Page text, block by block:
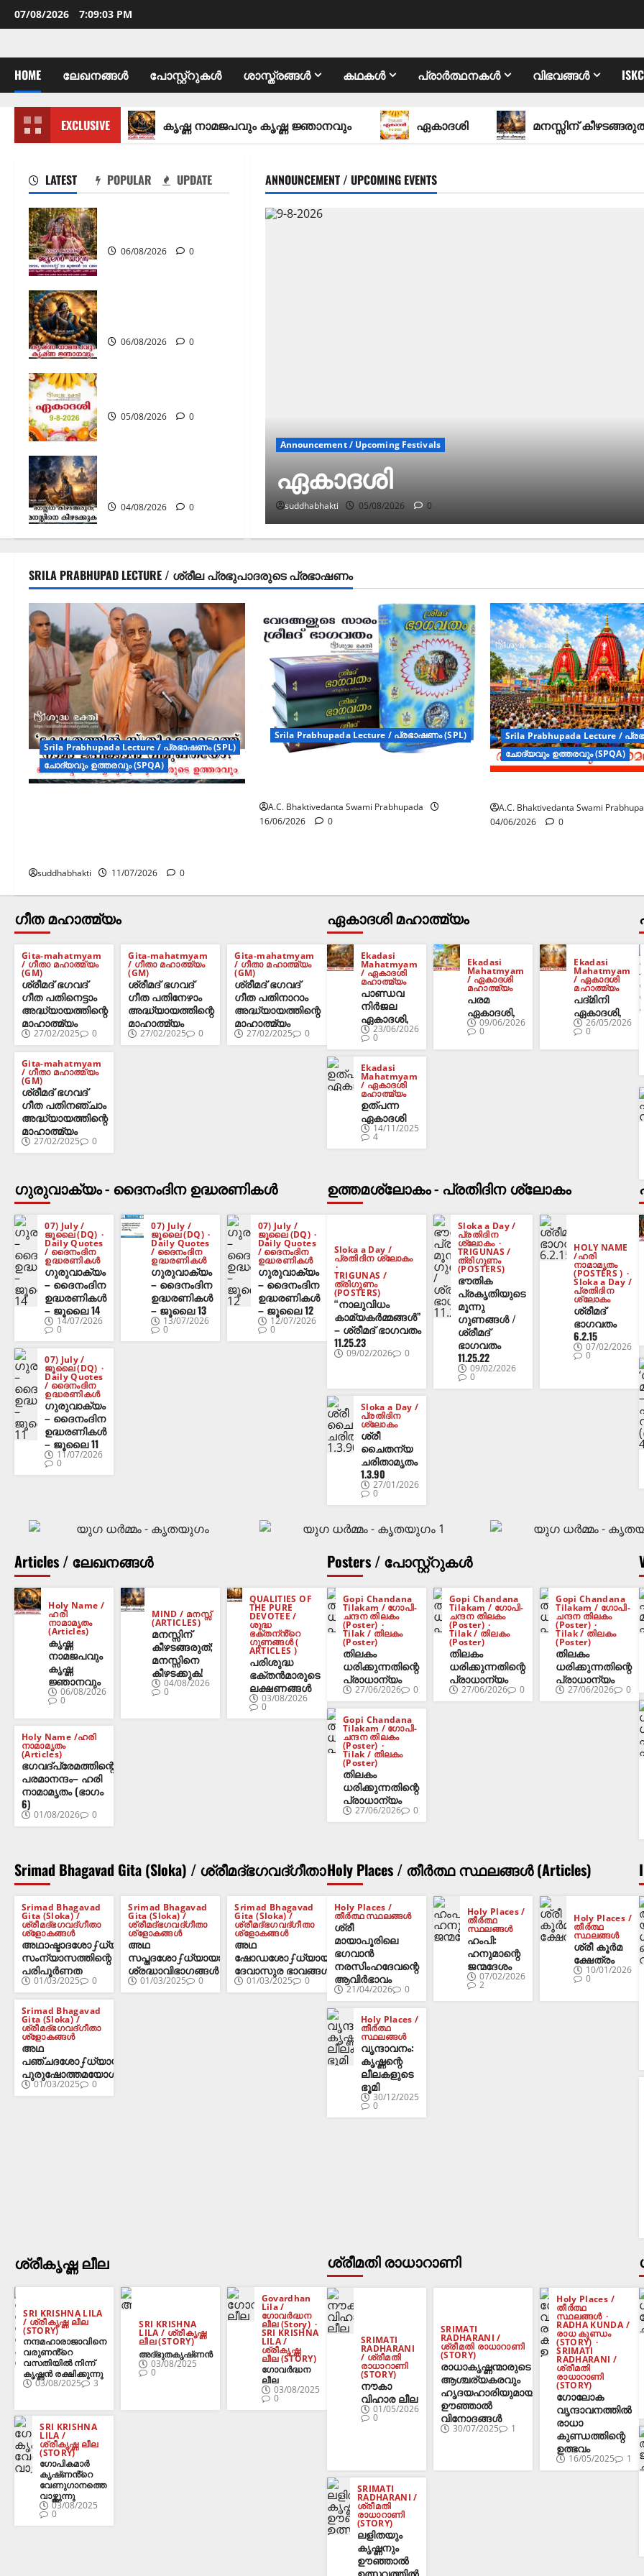
07/08/2026 7:09:04 PM
HOME ലേഖനങ്ങൾ പോസ്റ്റ്റുകൾ ശാസ്ത്രങ്ങൾ കഥകൾ പ്രാർത്ഥനകൾ വിഭവങ്ങൾ
EXCLUSIVE
യാത്ര കൃഷ്ണ നാമജപവും കൃഷ്ണ ജ്ഞാനവും ഏകാദശി മനസ്സിന് കീഴടങ്ങരുത്;
LATEST POPULAR UPDATE
06/08/2026 0
06/08/2026 0
05/08/2026 0
04/08/2026 0
ANNOUNCEMENT / UPCOMING EVENTS
Announcement / Upcoming Festivals
ഏകാദശി
suddhabhakti 05/08/2026 0
SRILA PRABHUPAD LECTURE / ശ്രീല പ്രഭുപാദരുടെ പ്രഭാഷണം
Srila Prabhupada Lecture / പ്രഭാഷണം (SPL)
ചോദ്യവും ഉത്തരവും (SPQA)
suddhabhakti 11/07/2026 0
Srila Prabhupada Lecture / പ്രഭാഷണം (SPL)
A.C. Bhaktivedanta Swami Prabhupada
16/06/2026
0
Srila Prabhupada Lecture /
ചോദ്യവും ഉത്തരവും (SPQA)
A.C. Bhaktivedanta Swami
04/06/2026
0
ഗീത മഹാത്മ്യം
Gita-mahatmyam
/ ഗീതാ മഹാത്മ്യം
(GM)
ശ്രീമദ് ഭഗവദ്
ഗീത പതിനെട്ടാം
അദ്ധ്യായത്തിന്റെ
മാഹാത്മ്യം
27/02/2025 0
Gita-mahatmyam
/ ഗീതാ മഹാത്മ്യം
(GM)
ശ്രീമദ് ഭഗവദ്
ഗീത പതിനേഴാം
അദ്ധ്യായത്തിന്റെ
മാഹാത്മ്യം
27/02/2025 0
Gita-mahatmyam
/ ഗീതാ മഹാത്മ്യം
(GM)
ശ്രീമദ് ഭഗവദ്
ഗീത പതിനാറാം
അദ്ധ്യായത്തിന്റെ
മാഹാത്മ്യം
27/02/2025 0
Gita-mahatmyam
/ ഗീതാ മഹാത്മ്യം
(GM)
ശ്രീമദ് ഭഗവദ്
ഗീത പതിനഞ്ചാം
അദ്ധ്യായത്തിന്റെ
മാഹാത്മ്യം
27/02/2025 0
ഏകാദശി മഹാത്മ്യം
Ekadasi
Mahatmyam
/ ഏകാദശി
മഹാത്മ്യം
പാണ്ഡവ
നിർജല
ഏകാദശി,
23/06/2026
0
Ekadasi
Mahatmyam
/ ഏകാദശി
മഹാത്മ്യം
പരമ
ഏകാദശി,
09/06/2026
0
Ekadasi
Mahatmyam
/ ഏകാദശി
മഹാത്മ്യം
പദ്മിനി
ഏകാദശി,
26/05/2026
0
Ekadasi
Mahatmyam
/ ഏകാദശി
മഹാത്മ്യം
ഉത്പന്ന
ഏകാദശി
14/11/2025
4
ഗുരുവാക്യം - ദൈനംദിന ഉദ്ധരണികൾ
07) July /
ജൂലൈ (DQ)
Daily Quotes
/ ദൈനംദിന
ഉദ്ധരണികൾ
ഗുരുവാക്യം
– ദൈനംദിന
ഉദ്ധരണികൾ
– ജൂലൈ 14
14/07/2026
0
07) July /
ജൂലൈ (DQ)
Daily Quotes
/ ദൈനംദിന
ഉദ്ധരണികൾ
ഗുരുവാക്യം
– ദൈനംദിന
ഉദ്ധരണികൾ
– ജൂലൈ 13
13/07/2026
0
07) July /
ജൂലൈ (DQ)
Daily Quotes
/ ദൈനംദിന
ഉദ്ധരണികൾ
ഗുരുവാക്യം
– ദൈനംദിന
ഉദ്ധരണികൾ
– ജൂലൈ 12
12/07/2026
0
07) July /
ജൂലൈ (DQ)
Daily Quotes
/ ദൈനംദിന
ഉദ്ധരണികൾ
ഗുരുവാക്യം
– ദൈനംദിന
ഉദ്ധരണികൾ
– ജൂലൈ 11
11/07/2026
0
ഉത്തമശ്ലോകം - പ്രതിദിന ശ്ലോകം
Sloka a Day /
പ്രതിദിന ശ്ലോകം
TRIGUNAS /
ത്രിഗുണം
(POSTERS)
“നാലുവിധം
കാമ്യകർമ്മങ്ങൾ”
– ശ്രീമദ് ഭാഗവതം
11.25.23
09/02/2026 0
Sloka a Day /
പ്രതിദിന
ശ്ലോകം
TRIGUNAS /
ത്രിഗുണം
(POSTERS)
ഭൗതിക
പ്രകൃതിയുടെ
മൂന്നു
ഗുണങ്ങൾ /
ശ്രീമദ്
ഭാഗവതം
11.25.22
09/02/2026
0
HOLY NAME
/ഹരി
നാമാമൃതം
(POSTERS )
Sloka a Day /
പ്രതിദിന
ശ്ലോകം
ശ്രീമദ്
ഭാഗവതം
6.2.15
07/02/2026
0
Sloka a Day /
പ്രതിദിന
ശ്ലോകം
ശ്രീ
ചൈതന്യ
ചരിതാമൃതം
1.3.90
27/01/2026
0
Articles / ലേഖനങ്ങൾ
Holy Name /
ഹരി
നാമാമൃതം
(Articles)
കൃഷ്ണ
നാമജപവും
കൃഷ്ണ
ജ്ഞാനവും
06/08/2026
0
MIND / മനസ്സ്
(ARTICLES)
മനസ്സിന്
കീഴടങ്ങരുത്;
മനസ്സിനെ
കീഴടക്കുക!
04/08/2026
0
QUALITIES OF
THE PURE
DEVOTEE /
ശുദ്ധ
ഭക്തന്ൻ്റെ
ഗുണങ്ങൾ (
ARTICLES )
പരിശുദ്ധ
ഭക്തൻമാരുടെ
ലക്ഷണങ്ങൾ
03/08/2026
0
Holy Name /ഹരി
നാമാമൃതം
(Articles)
ഭഗവദ്പ്രേമത്തിന്റെ
പരമാനന്ദം– ഹരി
നാമാമൃതം (ഭാഗം
6)
01/08/2026 0
Posters / പോസ്റ്റ്റുകൾ
Gopi Chandana
Tilakam / ഗോപി-
ചന്ദന തിലകം
(Poster)
Tilak / തിലകം
(Poster)
തിലകം
ധരിക്കുന്നതിന്റെ
പ്രാധാന്യം
27/06/2026 0
Gopi Chandana
Tilakam / ഗോപി-
ചന്ദന തിലകം
(Poster)
Tilak / തിലകം
(Poster)
തിലകം
ധരിക്കുന്നതിന്റെ
പ്രാധാന്യം
27/06/2026 0
Gopi Chandana
Tilakam / ഗോപി-
ചന്ദന തിലകം
(Poster)
Tilak / തിലകം
(Poster)
തിലകം
ധരിക്കുന്നതിന്റെ
പ്രാധാന്യം
27/06/2026 0
Gopi Chandana
Tilakam / ഗോപി-
ചന്ദന തിലകം
(Poster)
Tilak / തിലകം
(Poster)
തിലകം
ധരിക്കുന്നതിന്റെ
പ്രാധാന്യം
27/06/2026 0
Srimad Bhagavad Gita (Sloka) / ശ്രീമദ്ഭഗവദ്ഗീതാ
Srimad Bhagavad
Gita (Sloka) /
ശ്രീമദ്ഭഗവദ്ഗീതാ
ശ്ളോകങ്ങൾ
അഥാഷ്ടാദശോഽധ്യായഃ
സംന്യാസത്തിന്റെ
പരിപൂർണത
01/03/2025 0
Srimad Bhagavad
Gita (Sloka) /
ശ്രീമദ്ഭഗവദ്ഗീതാ
ശ്ളോകങ്ങൾ
അഥ
സപ്തദശോഽധ്യായഃ
ശ്രദ്ധാവിഭാഗങ്ങൾ
01/03/2025 0
Srimad Bhagavad
Gita (Sloka) /
ശ്രീമദ്ഭഗവദ്ഗീതാ
ശ്ളോകങ്ങൾ
അഥ
ഷോഡശോഽധ്യായഃ
ദേവാസുര ഭാവങ്ങൾ
01/03/2025 0
Srimad Bhagavad
Gita (Sloka) /
ശ്രീമദ്ഭഗവദ്ഗീതാ
ശ്ളോകങ്ങൾ
അഥ
പഞ്ചദശോഽധ്യായഃ
പുരുഷോത്തമയോഗം
01/03/2025 0
Holy Places / തീർത്ഥ സ്ഥലങ്ങൾ (Articles)
Holy Places /
തീർത്ഥ സ്ഥലങ്ങൾ
ശ്രീ
മായാപൂരിലെ
ഭഗവാൻ
നരസിംഹദേവന്റെ
ആവിർഭാവം
21/04/2026 0
Holy Places /
തീർത്ഥ
സ്ഥലങ്ങൾ
ഹംപി:
ഹനുമാന്റെ
ജന്മദേശം
07/02/2026
2
Holy Places /
തീർത്ഥ
സ്ഥലങ്ങൾ
ശ്രീ കൂർമ
ക്ഷേത്രം
10/01/2026
0
Holy Places /
തീർത്ഥ
സ്ഥലങ്ങൾ
വൃന്ദാവനം:
കൃഷ്ണന്റെ
ലീലകളുടെ
ഭൂമി
30/12/2025
0
ശ്രീകൃഷ്ണ ലീല
SRI KRISHNA LILA
/ ശ്രീകൃഷ്ണ ലീല
(STORY)
നന്ദമഹാരാജാവിനെ
വരുണൻ്റെ
വസതിയിൽ നിന്ന്
കൃഷ്ണൻ രക്ഷിക്കുന്നു
03/08/2025
3
SRI KRISHNA
LILA / ശ്രീകൃഷ്ണ
ലീല (STORY)
അദ്‌ഭുതകൃഷ്‌ണൻ
03/08/2025
0
Govardhan
Lila /
ഗോവർദ്ധന
ലീല (Story)
SRI KRISHNA
LILA /
ശ്രീകൃഷ്ണ
ലീല (STORY)
ഗോവർദ്ധന
ലീല
03/08/2025
0
SRI KRISHNA
LILA /
ശ്രീകൃഷ്ണ ലീല
(STORY)
ഗോപികമാർ
കൃഷ്‌ണൻ്റെ
വേണുഗാനത്തെ
വാഴ്ത്തുന്നു
03/08/2025
0
ശ്രീമതി രാധാറാണി
SRIMATI
RADHARANI
/ ശ്രീമതി
രാധാറാണി
(STORY)
നൗകാ
വിഹാര ലീല
01/05/2026
0
SRIMATI
RADHARANI /
ശ്രീമതി രാധാറാണി
(STORY)
രാധാകൃഷ്ണന്മാരുടെ
ആശ്ചര്യകരവും
ഹൃദയഹാരിയുമായ
ഊഞ്ഞാൽ
വിനോദങ്ങൾ
30/07/2025 1
Holy Places /
തീർത്ഥ
സ്ഥലങ്ങൾ
RADHA KUNDA /
രാധ കുണ്ഡം
(STORY)
SRIMATI
RADHARANI /
ശ്രീമതി
രാധാറാണി
(STORY)
ഗോലോക
വൃന്ദാവനത്തിൽ
രാധാ
കുണ്ഡത്തിന്റെ
ഉത്ഭവം
16/05/2025 1
SRIMATI
RADHARANI /
ശ്രീമതി
രാധാറാണി
(STORY)
ലളിതയും
കൃഷ്ണനും
ഊഞ്ഞാൽ
ഉത്സവത്തിൽ